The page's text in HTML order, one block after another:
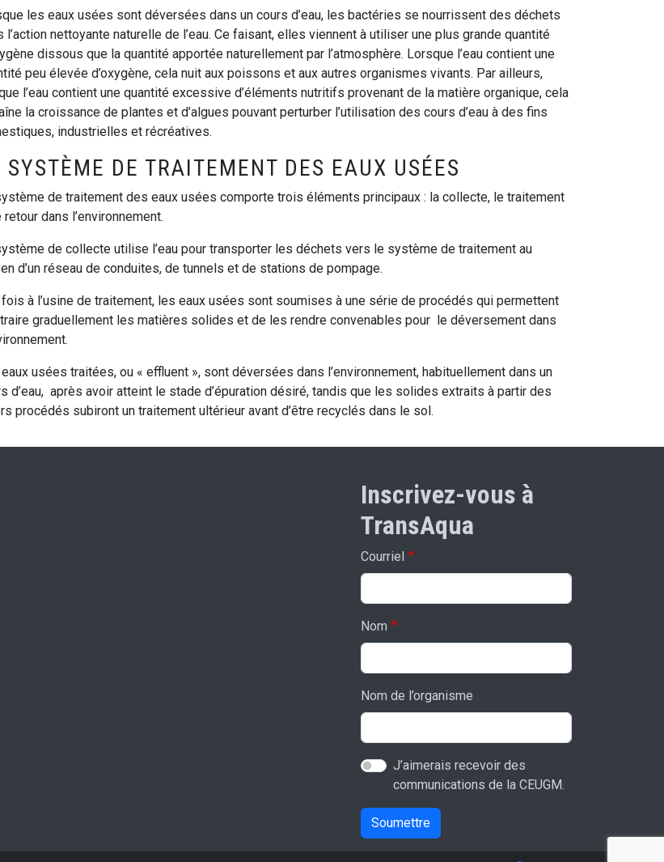
les eaux usées sont déversées dans un cours d’eau, les bactéries se nourrissent des déchets
l’action nettoyante naturelle de l’eau. Ce faisant, elles viennent à utiliser une plus grande quantité
dissous que la quantité apportée naturellement par l’atmosphère. Lorsque l’eau contient une
peu élevée d’oxygène, cela nuit aux poissons et aux autres organismes vivants. Par ailleurs,
l’eau contient une quantité excessive d’éléments nutritifs provenant de la matière organique, cela
la croissance de plantes et d’algues pouvant perturber l’utilisation des cours d’eau à des fins
industrielles et récréatives.
SYSTÈME DE TRAITEMENT DES EAUX USÉES
de traitement des eaux usées comporte trois éléments principaux : la collecte, le traitement
retour dans l’environnement.
de collecte utilise l’eau pour transporter les déchets vers le système de traitement au
d’un réseau de conduites, de tunnels et de stations de pompage.
fois à l’usine de traitement, les eaux usées sont soumises à une série de procédés qui permettent
graduellement les matières solides et de les rendre convenables pour le déversement dans
usées traitées, ou « effluent », sont déversées dans l’environnement, habituellement dans un
d’eau, après avoir atteint le stade d’épuration désiré, tandis que les solides extraits à partir des
procédés subiront un traitement ultérieur avant d’être recyclés dans le sol.
Inscrivez-vous à
TransAqua
Courriel
Nom
Nom de l’organisme
J’aimerais recevoir des
communications de la CEUGM.
Soumettre